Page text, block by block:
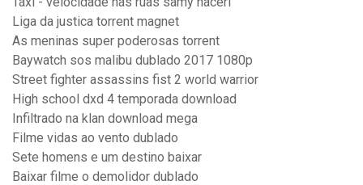
Liga da justica torrent magnet
As meninas super poderosas torrent
Baywatch sos malibu dublado 2017 1080p
Street fighter assassins fist 2 world warrior
High school dxd 4 temporada download
Infiltrado na klan download mega
Filme vidas ao vento dublado
Sete homens e um destino baixar
Baixar filme o demolidor dublado